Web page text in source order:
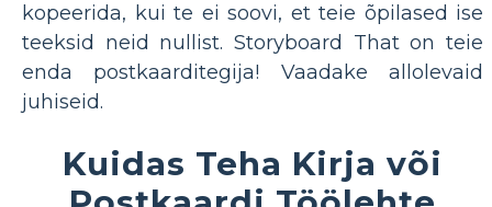
kopeerida, kui te ei soovi, et teie õpilased ise
teeksid neid nullist. Storyboard That on teie
enda postkaarditegija! Vaadake allolevaid
juhiseid.
Kuidas Teha Kirja või